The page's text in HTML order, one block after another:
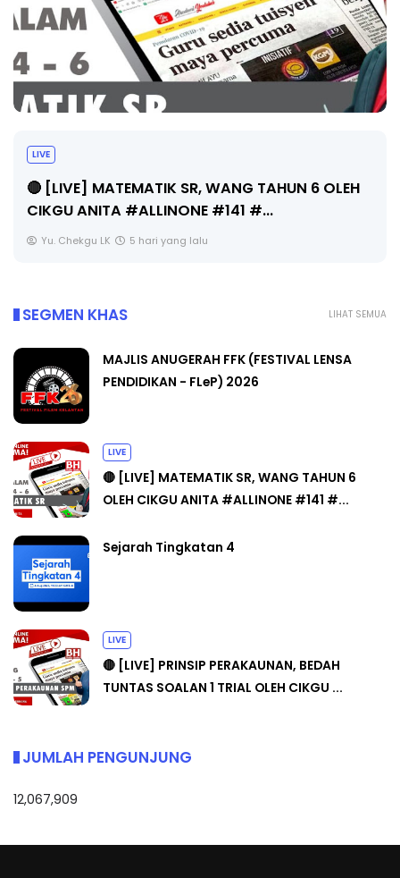
Sejarah Tingkatan 4
Unknown 5 hari yang lalu
LIHAT SEMUA
SEGMEN KHAS
MAJLIS ANUGERAH FFK (FESTIVAL LENSA
PENDIDIKAN - FLeP) 2026
LIVE
🔴 [LIVE] MATEMATIK SR, WANG TAHUN 6
OLEH CIKGU ANITA #ALLINONE #141 #...
Sejarah Tingkatan 4
LIVE
🔴 [LIVE] PRINSIP PERAKAUNAN, BEDAH
TUNTAS SOALAN 1 TRIAL OLEH CIKGU ...
JUMLAH PENGUNJUNG
12,067,909